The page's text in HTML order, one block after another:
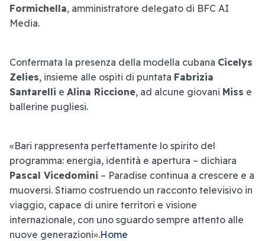
Formichella, amministratore delegato di BFC AI
Media.
Confermata la presenza della modella cubana Cicelys
Zelies, insieme alle ospiti di puntata Fabrizia
Santarelli e Alina Riccione, ad alcune giovani Miss e
ballerine pugliesi.
«Bari rappresenta perfettamente lo spirito del
programma: energia, identità e apertura – dichiara
Pascal Vicedomini – Paradise continua a crescere e a
muoversi. Stiamo costruendo un racconto televisivo in
viaggio, capace di unire territori e visione
internazionale, con uno sguardo sempre attento alle
nuove generazioni».Home